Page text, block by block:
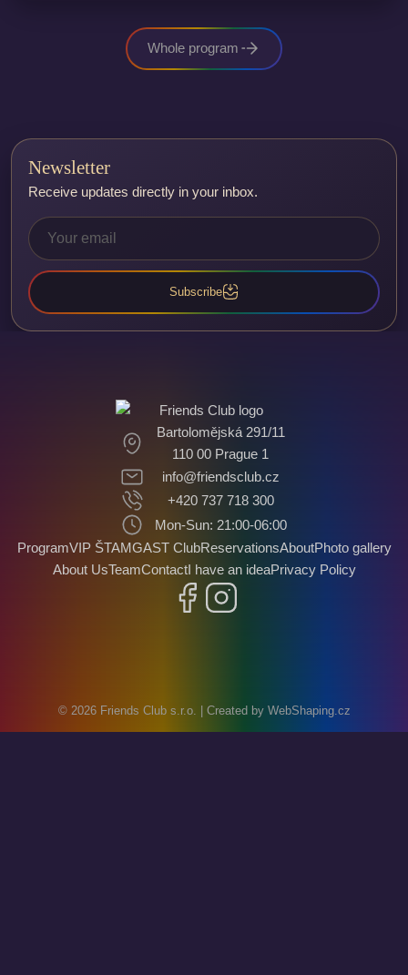
Whole program
Newsletter
Receive updates directly in your inbox.
Subscribe
Bartolomějská 291/11
110 00 Prague 1
info@friendsclub.cz
+420 737 718 300
Mon-Sun: 21:00-06:00
ProgramVIP ŠTAMGAST ClubReservationsAboutPhoto gallery
About UsTeamContactI have an ideaPrivacy Policy
Facebook
© 2026 Friends Club s.r.o. | Created by WebShaping.cz